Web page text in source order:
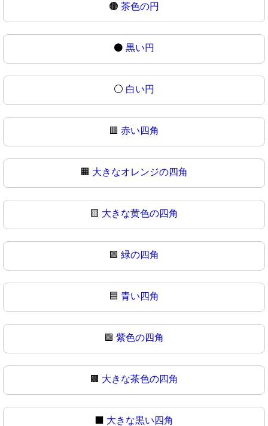
🟤 茶色の円
⚫ 黒い円
⚪ 白い円
🟥 赤い四角
🟧 大きなオレンジの四角
🟨 大きな黄色の四角
🟩 緑の四角
🟦 青い四角
🟪 紫色の四角
🟫 大きな茶色の四角
大きな黒い四角